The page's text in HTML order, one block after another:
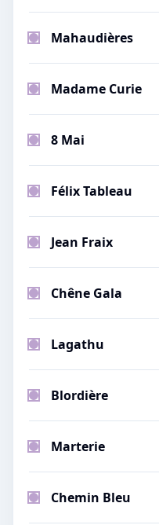
Mahaudières
Madame Curie
8 Mai
Félix Tableau
Jean Fraix
Chêne Gala
Lagathu
Blordière
Marterie
Chemin Bleu